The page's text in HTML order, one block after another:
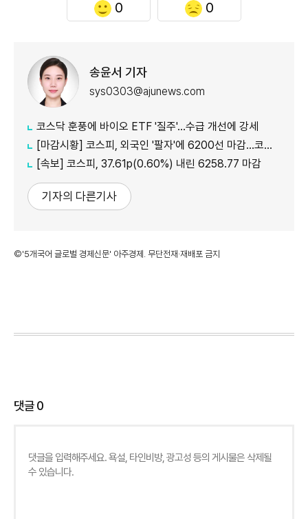
0 0
송윤서 기자
sys0303@ajunews.com
코스닥 훈풍에 바이오 ETF '질주'…수급 개선에 강세
[마감시황] 코스피, 외국인 '팔자'에 6200선 마감…코스닥도 하락
[속보] 코스피, 37.61p(0.60%) 내린 6258.77 마감
기자의 다른기사
©'5개국어 글로벌 경제신문' 아주경제. 무단전재·재배포 금지
댓글0